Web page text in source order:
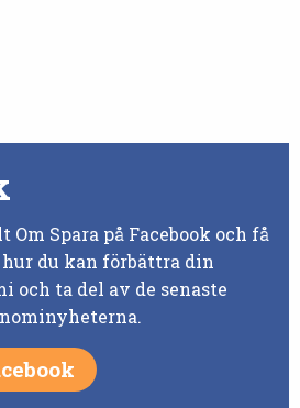
Spara på Facebook och få
du kan förbättra din
och ta del av de senaste